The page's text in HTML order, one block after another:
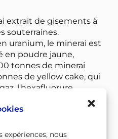
nous
extrait de gisements à
souterraines.
uranium, le minerai est
en poudre jaune,
tonnes de minerai
de yellow cake, qui
l'hexafluorure
enrichi pour
nucléaire (la
fissile passe de 0,92 % à